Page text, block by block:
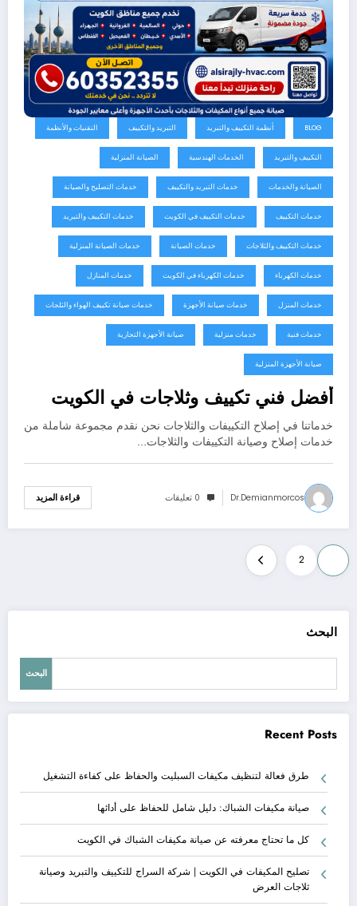
BLOG أنظمة التكييف والتبريد التبريد والتكييف التقنيات والأنظمة
التكييف والتبريد الخدمات الهندسية الصيانة المنزلية
الصيانة والخدمات خدمات التبريد والتكييف خدمات التصليح والصيانة
خدمات التكييف خدمات التكييف في الكويت خدمات التكييف والتبريد
خدمات التكييف والثلاجات خدمات الصيانة خدمات الصيانة المنزلية
خدمات الكهرباء خدمات الكهرباء في الكويت خدمات المنازل
خدمات المنزل خدمات صيانة الأجهزة خدمات صيانة تكييف الهواء والثلجات
خدمات فنية خدمات منزلية صيانة الأجهزة التجارية
صيانة الأجهزة المنزلية
أفضل فني تكييف وثلاجات في الكويت
خدماتنا في إصلاح التكييفات والثلاجات نحن نقدم مجموعة شاملة من
خدمات إصلاح وصيانة التكييفات والثلاجات…
Dr.demianmorcos 0 تعليقات قراءة المزيد
Posts
pagination
2
البحث
البحث
Recent Posts
طرق فعالة لتنظيف مكيفات السبليت والحفاظ على كفاءة التشغيل
صيانة مكيفات الشباك: دليل شامل للحفاظ على أدائها
كل ما تحتاج معرفته عن صيانة مكيفات الشباك في الكويت
تصليح المكيفات في الكويت | شركة السراج للتكييف والتبريد وصيانة
ثلاجات العرض